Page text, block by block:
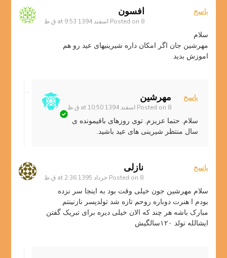
افسون
Posted on 8 اسفند 1394 at 9:53 ق.ظ
پاسخ
سلام
مهرشین جان اگر امکان داره شیرینیهای عید رو هم
اموزش بدید
مهرشین
Posted on 8 اسفند 1394 at 10:50 ق.ظ
پاسخ
سلام. حتما عزیزم. توی روزهای باقیمونده ی
سال منتظر شیرینی های عید باشید.
نازلی
Posted on 8 خرداد 1395 at 2:36 ق.ظ
پاسخ
سلام مهرشین جون خیلی وقت بود به اینجا سر نزده
بودم ا هنرت دوباره روحم تازه شد تولدپسر نازنینتم
مبارک باشه هر چند که الان خیلی دیره برای تبریک گفتن
ایشالله تولد ۱۲۰سالگیش